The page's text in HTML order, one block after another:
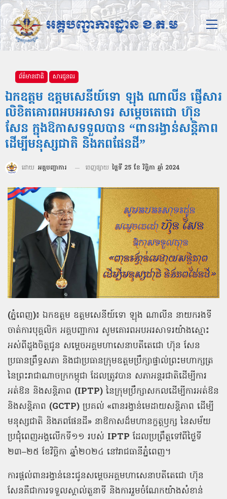
ព័ត៌មានជាតិ សារជូនពរ
ឯកឧត្ដម ឧត្ដមសេនីយ៍ទោ ឡុង ណាលីន ផ្ញើសារ
លិខិតគោរពអបអរសាទរ សម្តេចតេជោ ហ៊ុន
សែន ក្នុងឱកាសទទួលបាន “ពានរង្វាន់សន្តិភាព
ដើម្បីមនុស្សជាតិ និងភពផែនដី”
ដោយ អគ្គបញ្ជាការ ចេញផ្សាយ ថ្ងៃទី 25 ខែ វិច្ឆិកា ឆ្នាំ 2024
(ភ្នំពេញ)៖ ឯកឧត្ដម ឧត្ដមសេនីយ៍ទោ ឡុង ណាលីន នាយករងទី
ចាត់ការបុគ្គលិក អគ្គបញ្ជាការ សូមគោរពអបអរសាទរយ៉ាងស្មោះ
អស់ពីដួងចិត្តជូន សម្តេចអគ្គមហាសេនាបតីតេជោ ហ៊ុន សែន
ប្រធានព្រឹទ្ធសភា និងជាប្រធានក្រុមឧត្តមប្រឹក្សាផ្ទាល់ព្រះមហាក្សត្រ
នៃព្រះរាជាណាចក្រកម្ពុជា ដែលត្រូវបាន សភាអន្តរជាតិដើម្បីការ
អត់ឱន និងសន្តិភាព (IPTP) នៃក្រុមប្រឹក្សាសកលដើម្បីការអត់ឱន
និងសន្តិភាព (GCTP) ប្រគល់ «ពានរង្វាន់មេដាយសន្តិភាព ដើម្បី
មនុស្សជាតិ និងភពផែនដី» នាឱកាសដ៏មហានក្ខត្តឫក្ស នៃសម័យ
ប្រជុំពេញអង្គលើកទី១១ របស់ IPTPដែលប្រព្រឹត្តទៅពីថ្ងៃទី
២៣–២៥ ខែវិច្ឆិកា ឆ្នាំ២០២៤ នៅរាជធានីភ្នំពេញ។
ការផ្តល់ពានរង្វាន់នេះជូនសម្តេចអគ្គមហាសេនាបតីតេជោ ហ៊ុន
សែនគឺជាការទទួលស្គាល់តួនាទី និងការរួមចំណែកយ៉ាងសំខាន់